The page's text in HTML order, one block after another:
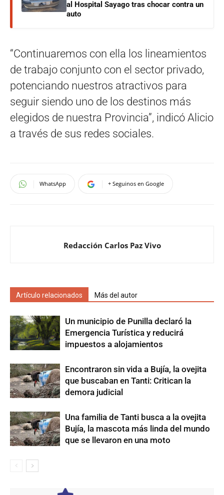
al Hospital Sayago tras chocar contra un
auto
“Continuaremos con ella los lineamientos
de trabajo conjunto con el sector privado,
potenciando nuestros atractivos para
seguir siendo uno de los destinos más
elegidos de nuestra Provincia”, indicó Alicio
a través de sus redes sociales.
WhatsApp + Seguinos en Google
Redacción Carlos Paz Vivo
Artículo relacionados Más del autor
Un municipio de Punilla declaró la
Emergencia Turística y reducirá
impuestos a alojamientos
Encontraron sin vida a Bujía, la ovejita
que buscaban en Tanti: Critican la
demora judicial
Una familia de Tanti busca a la ovejita
Bujía, la mascota más linda del mundo
que se llevaron en una moto